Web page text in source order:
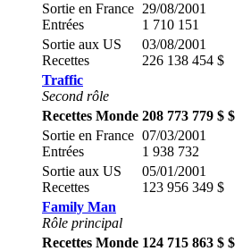
Sortie en France
Entrées
29/08/2001
1 710 151
Sortie aux US
Recettes
03/08/2001
226 138 454 $
Traffic
Second rôle
Recettes Monde 208 773 779 $ $
Sortie en France
Entrées
07/03/2001
1 938 732
Sortie aux US
Recettes
05/01/2001
123 956 349 $
Family Man
Rôle principal
Recettes Monde 124 715 863 $ $